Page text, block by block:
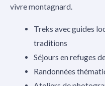
vivre montagnard.
Treks avec guides
traditions
Séjours en refuges
Randonnées